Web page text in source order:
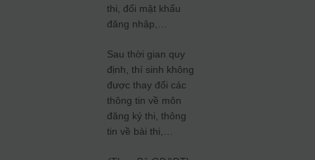
thi, đổi mật khẩu
đăng nhập,…
Sau thời gian quy
định, thí sinh không
được thay đổi các
thông tin về môn
đăng ký thi, thông
tin về bài thi,…